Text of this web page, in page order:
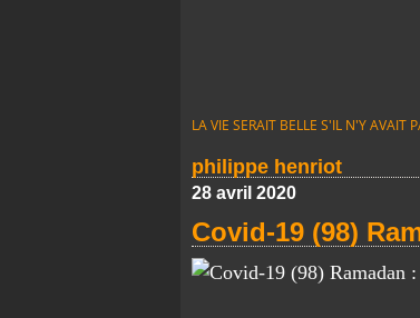
LA VIE SERAIT BELLE S'IL N'Y AVAIT
philippe henriot
28 avril 2020
Covid-19 (98)